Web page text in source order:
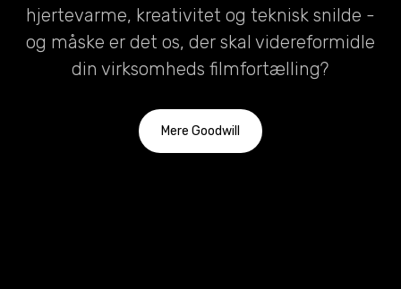
hjertevarme, kreativitet og teknisk snilde -
og måske er det os, der skal videreformidle
din virksomheds filmfortælling?
Mere Goodwill